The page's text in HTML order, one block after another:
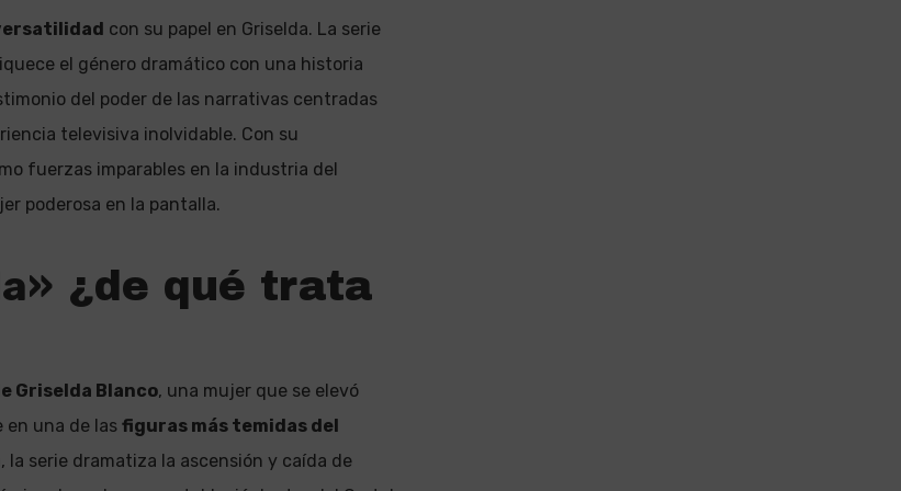
con su papel en Griselda. La serie
el género dramático con una historia
del poder de las narrativas centradas
televisiva inolvidable. Con su
fuerzas imparables en la industria del
poderosa en la pantalla.
¿de qué trata
Griselda Blanco, una mujer que se elevó
en una de las figuras más temidas del
la serie dramatiza la ascensión y caída de